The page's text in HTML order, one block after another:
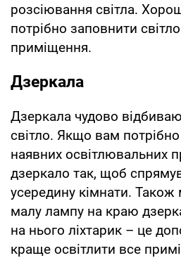
розсіювання світла.
потрібно заповнити
приміщення.
Дзеркала
Дзеркала чудово
світло. Якщо вам
наявних освітлювальних
дзеркало так, щоб
усередину кімнати.
малу лампу на краю
на нього ліхтарик – це
краще освітлити все